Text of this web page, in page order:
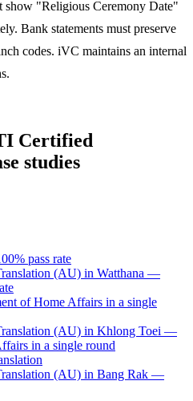
show "Religious Ceremony Date"
Bank statements must preserve
codes. iVC maintains an internal
Certified
studies
pass rate
(AU) in Watthana —
of Home Affairs in a single
(AU) in Khlong Toei —
in a single round
(AU) in Bang Rak —